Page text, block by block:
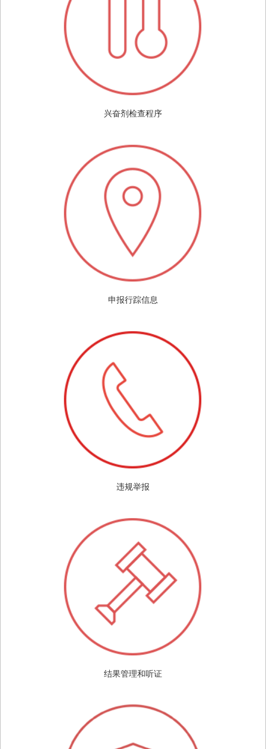
兴奋剂检查程序
申报行踪信息
违规举报
结果管理和听证